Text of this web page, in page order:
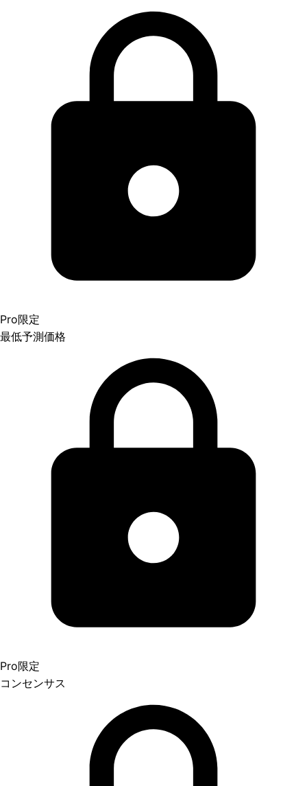
Pro限定
最低予測価格
Pro限定
コンセンサス